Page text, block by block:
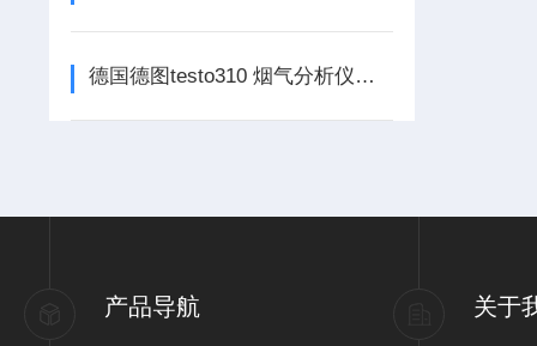
德国德图testo310 烟气分析仪参数
产品导航 关于